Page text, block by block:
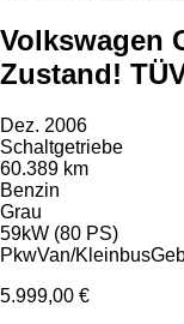
Volkswagen
Zustand!
Dez. 2006
Schaltgetriebe
60.389 km
Benzin
Grau
59kW (80 PS)
PkwVan/Kleinbus
5.999,00 €